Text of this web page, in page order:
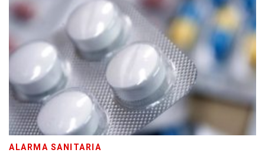
ALARMA SANITARIA